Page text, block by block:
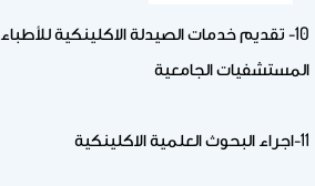
10- تقديم خدمات الصيدلة الاكلينكية
المستشفيات الجامعية
11-اجراء البحوث العلمية الاكلينكية